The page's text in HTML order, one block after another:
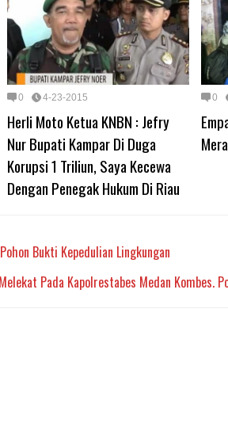
0 4-23-2015
Herli Moto Ketua KNBN : Jefry
Nur Bupati Kampar Di Duga
Korupsi 1 Triliun, Saya Kecewa
Dengan Penegak Hukum Di Riau
0
Bukti Kepedulian Lingkungan
Pada Kapolrestabes Medan Kombes.